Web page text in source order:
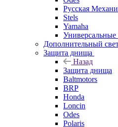
Русская
Stels
Yamaha
Дополнительный
Защита днища
Назад
Защита днища
Baltmotors
BRP
Honda
Loncin
Odes
Polaris